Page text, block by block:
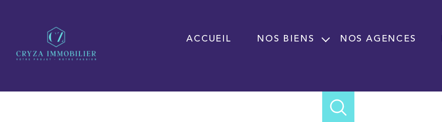
ACCUEIL NOS BIENS
Immobilier professionnel Vente
NOS AGENCES